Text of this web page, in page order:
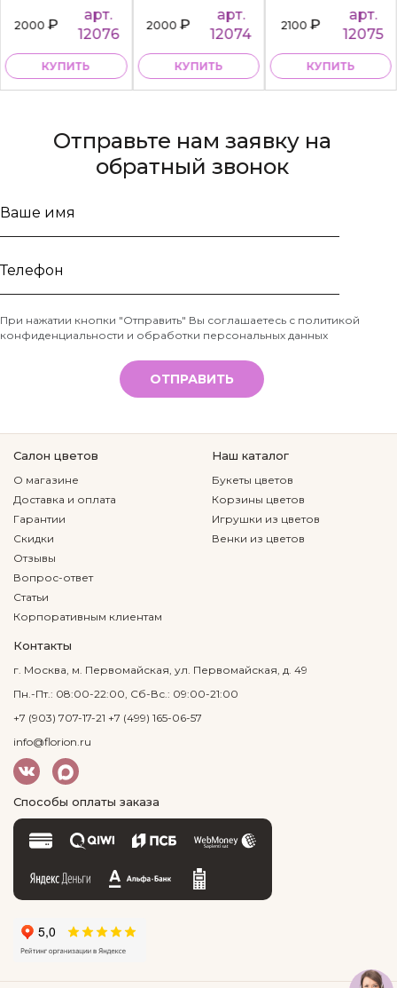
2000₽
арт.
12076
КУПИТЬ
2000₽
арт.
12074
КУПИТЬ
2100₽
арт.
12075
КУПИТЬ
Отправьте нам заявку на
обратный звонок
Ваше
Телефон
*
При нажатии кнопки "Отправить" Вы соглашаетесь с политикой
конфиденциальности и обработки персональных данных
ОТПРАВИТЬ
Салон цветов
О магазине
Доставка и оплата
Гарантии
Скидки
Отзывы
Вопрос-ответ
Статьи
Корпоративным клиентам
Наш каталог
Букеты цветов
Корзины цветов
Игрушки из цветов
Венки из цветов
Контакты
г. Москва, м. Первомайская, ул. Первомайская, д. 49
Пн.-Пт.: 08:00-22:00, Сб-Вс.: 09:00-21:00
+7 (903) 707-17-21 +7 (499) 165-06-57
info@florion.ru
Способы оплаты заказа